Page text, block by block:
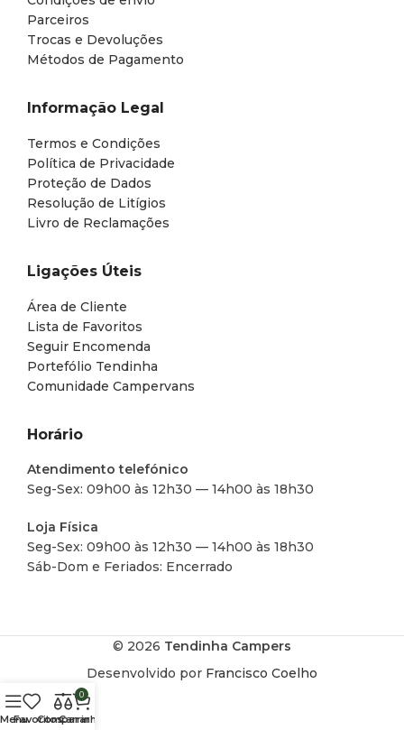
Parceiros
Trocas e Devoluções
Métodos de Pagamento
Informação Legal
Termos e Condições
Política de Privacidade
Proteção de Dados
Resolução de Litígios
Livro de Reclamações
Ligações Úteis
Área de Cliente
Lista de Favoritos
Seguir Encomenda
Portefólio Tendinha
Comunidade Campervans
Horário
Atendimento telefónico
Seg-Sex: 09h00 às 12h30 — 14h00 às 18h30
Loja Física
Seg-Sex: 09h00 às 12h30 — 14h00 às 18h30
Sáb-Dom e Feriados: Encerrado
© 2026 Tendinha Campers
Desenvolvido por Francisco Coelho
MenuFavoritosComparar
0
Carrinho